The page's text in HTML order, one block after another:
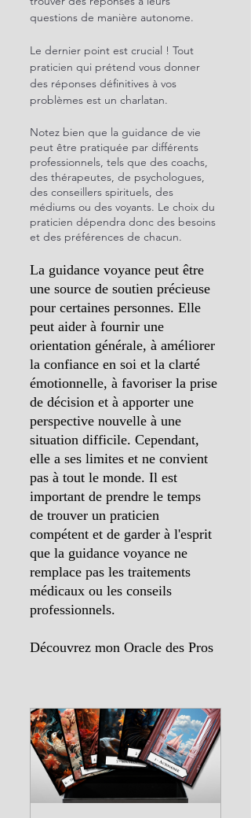
questions de manière autonome.
Le dernier point est crucial ! Tout
praticien qui prétend vous donner
des réponses définitives à vos
problèmes est un charlatan.
Notez bien que la guidance de vie
peut être pratiquée par différents
professionnels, tels que des coachs,
des thérapeutes, de psychologues,
des conseillers spirituels, des
médiums ou des voyants. Le choix du
praticien dépendra donc des besoins
et des préférences de chacun.
La guidance voyance peut être
une source de soutien précieuse
pour certaines personnes. Elle
peut aider à fournir une
orientation générale, à améliorer
la confiance en soi et la clarté
émotionnelle, à favoriser la prise
de décision et à apporter une
perspective nouvelle à une
situation difficile. Cependant,
elle a ses limites et ne convient
pas à tout le monde. Il est
important de prendre le temps
de trouver un praticien
compétent et de garder à l'esprit
que la guidance voyance ne
remplace pas les traitements
médicaux ou les conseils
professionnels.
Découvrez mon Oracle des Pros